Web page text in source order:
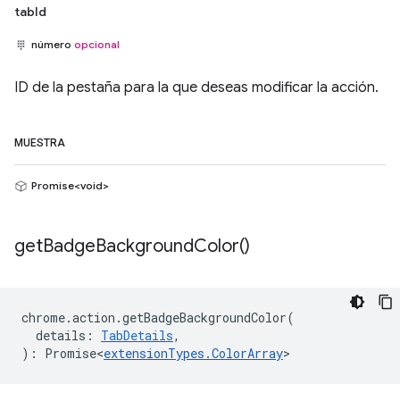
tabId
número opcional
ID de la pestaña para la que deseas modificar la acción.
MUESTRA
Promise<void>
getBadgeBackgroundColor()
chrome.action .getBadgeBackgroundColor(
details : TabDetails,
) : Promise<extensionTypes .ColorArray>